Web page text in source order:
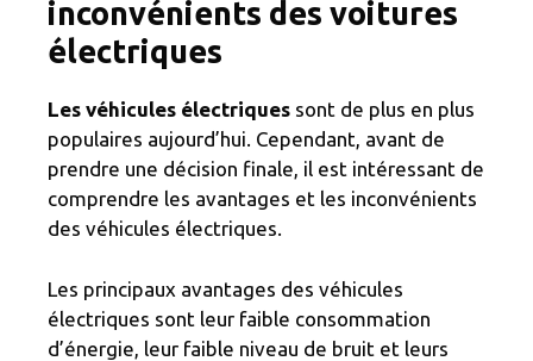
inconvénients des voitures
électriques
Les véhicules électriques sont de plus en plus
populaires aujourd’hui. Cependant, avant de
prendre une décision finale, il est intéressant de
comprendre les avantages et les inconvénients
des véhicules électriques.
Les principaux avantages des véhicules
électriques sont leur faible consommation
d’énergie, leur faible niveau de bruit et leurs